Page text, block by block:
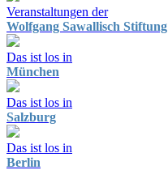
Veranstaltungen der
Wolfgang Sawallisch Stiftung
Das ist los in
München
Das ist los in
Salzburg
Das ist los in
Berlin